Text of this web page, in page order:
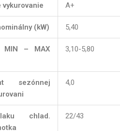
vykurovanie A+
(kW) 5,40
MIN – MAX
3,10-5,80
sezónnej
4,0
chlad.
22/43